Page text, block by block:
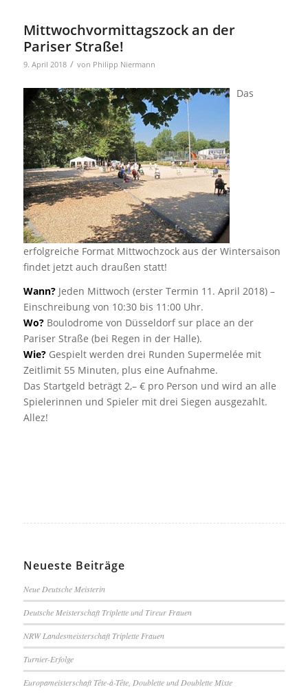
Mittwochvormittagszock an der
Pariser Straße!
9. April 2018 / von Philipp Niermann
Das
erfolgreiche Format Mittwochzock aus der Wintersaison
findet jetzt auch draußen statt!
Wann?Jeden Mittwoch (erster Termin 11. April 2018) –
Einschreibung von 10:30 bis 11:00 Uhr.
Wo?Boulodrome von Düsseldorf sur place an der
Pariser Straße (bei Regen in der Halle).
Wie?Gespielt werden drei Runden Supermelée mit
Zeitlimit 55 Minuten, plus eine Aufnahme.
Das Startgeld beträgt 2,– € pro Person und wird an alle
Spielerinnen und Spieler mit drei Siegen ausgezahlt.
Allez!
Neueste Beiträge
Neue Deutsche Meisterin
Deutsche Meisterschaft Triplette und Tireur Frauen
NRW Landesmeisterschaft Triplette Frauen
Turnier-Erfolge
Europameisterschaft Tête-à-Tête, Doublette und Doublette Mixte